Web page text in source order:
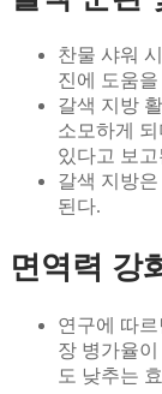
찬물 샤워
진에 도움을
갈색 지방
소모하게
있다고 보고
갈색 지방
된다.
면역력 강
연구에 따
장 병가율
도 낮추는